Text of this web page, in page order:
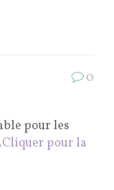
0
pour les
pour la